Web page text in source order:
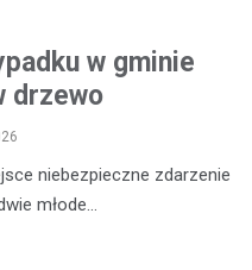
w gminie
drzewo
niebezpieczne zdarzenie
młode…